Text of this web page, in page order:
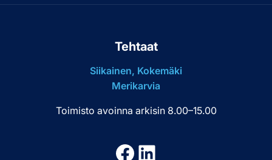
Tehtaat
Siikainen, Kokemäki
Merikarvia
Toimisto avoinna arkisin 8.00–15.00
Facebook
LinkedIn